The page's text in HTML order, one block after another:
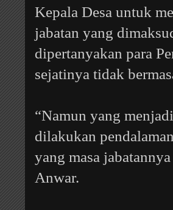
Kepala Desa untuk
jabatan yang
dipertanyakan para
sejatinya tidak
“Namun yang
dilakukan
yang masa
Anwar.